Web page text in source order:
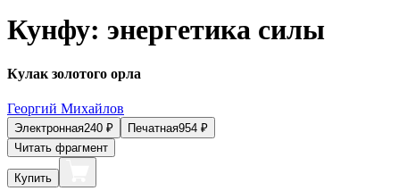
Кунфу: энергетика силы
Кулак золотого орла
Георгий Михайлов
Электронная240 ₽ Печатная954 ₽
Читать фрагмент
Купить